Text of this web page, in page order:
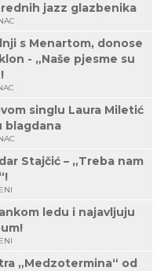
jazz glazbenika
s Menartom, donose
- „Naše pjesme su
singlu Laura Miletić
blagdana
Stajčić – „Treba nam
ledu i najavljuju
„Medzotermina“ od